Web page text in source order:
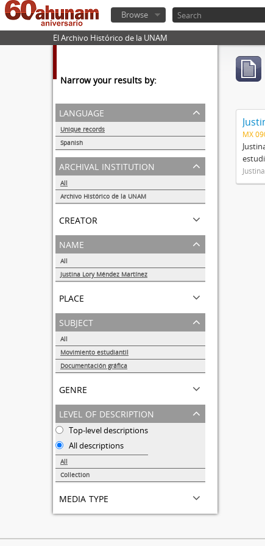
Browse
El Archivo Histórico de la UNAM
Narrow your results by:
language
Unique records
Spanish
1
archival institution
All
Archivo Histórico de la UNAM
creator
name
All
Justina Lory Méndez Martínez
place
subject
All
Movimiento estudiantil
Documentación gráfica
genre
level of description
Top-level descriptions
All descriptions
All
Collection
media type
MX